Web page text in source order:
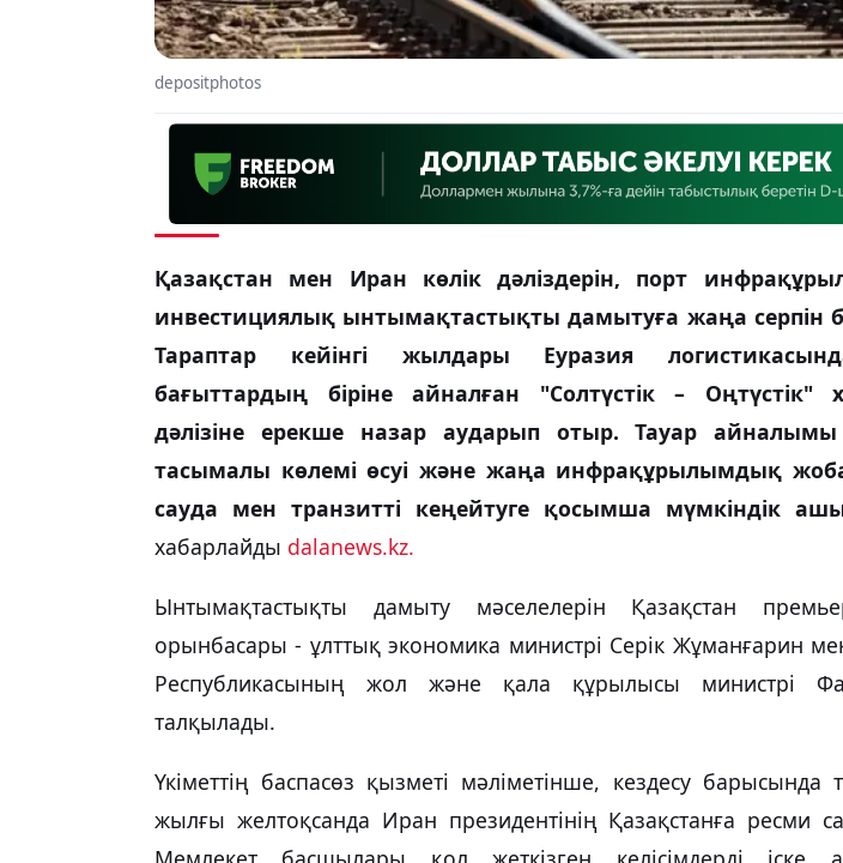
depositphotos
Қазақстан мен Иран көлік дәліздерін, порт
инвестициялық ынтымақтастықты дамытуға жаңа серпін
Тараптар кейінгі жылдары Еуразия
бағыттардың біріне айналған "Солтүстік – Оңтүстік"
дәлізіне ерекше назар аударып отыр. Тауар
тасымалы көлемі өсуі және жаңа инфрақұрылымдық
сауда мен транзитті кеңейтуге қосымша мүмкіндік
хабарлайды dalanews.kz.
Ынтымақтастықты дамыту мәселелерін Қазақстан
орынбасары - ұлттық экономика министрі Серік Жұманғарин
Республикасының жол және қала құрылысы министрі
талқылады.
Үкіметтің баспасөз қызметі мәліметінше, кездесу барысында
жылғы желтоқсанда Иран президентінің Қазақстанға ресми